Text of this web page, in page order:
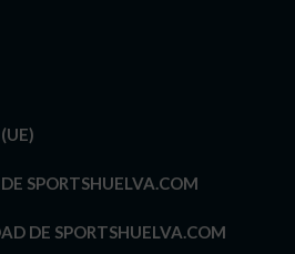
SPORTSHUELVA.COM
DE SPORTSHUELVA.COM